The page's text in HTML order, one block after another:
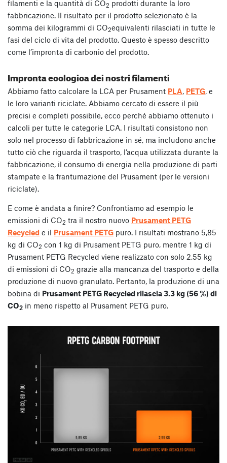
filamenti e la quantità di CO2 prodotti durante la loro
fabbricazione. Il risultato per il prodotto selezionato è la
somma dei kilogrammi di CO2equivalenti rilasciati in tutte le
fasi del ciclo di vita del prodotto. Questo è spesso descritto
come l’impronta di carbonio del prodotto.
Impronta ecologica dei nostri filamenti
Abbiamo fatto calcolare la LCA per Prusament PLA, PETG, e
le loro varianti riciclate. Abbiamo cercato di essere il più
precisi e completi possibile, ecco perché abbiamo ottenuto i
calcoli per tutte le categorie LCA. I risultati consistono non
solo nel processo di fabbricazione in sé, ma includono anche
tutto ciò che riguarda il trasporto, l’acqua utilizzata durante la
fabbricazione, il consumo di energia nella produzione di parti
stampate e la frantumazione del Prusament (per le versioni
riciclate).
E come è andata a finire? Confrontiamo ad esempio le
emissioni di CO2 tra il nostro nuovo Prusament PETG
Recycled e il Prusament PETG puro. I risultati mostrano 5,85
kg di CO2 con 1 kg di Prusament PETG puro, mentre 1 kg di
Prusament PETG Recycled viene realizzato con solo 2,55 kg
di emissioni di CO2 grazie alla mancanza del trasporto e della
produzione di nuovo granulato. Pertanto, la produzione di una
bobina di Prusament PETG Recycled rilascia 3.3 kg (56 %) di
CO2 in meno rispetto al Prusament PETG puro.